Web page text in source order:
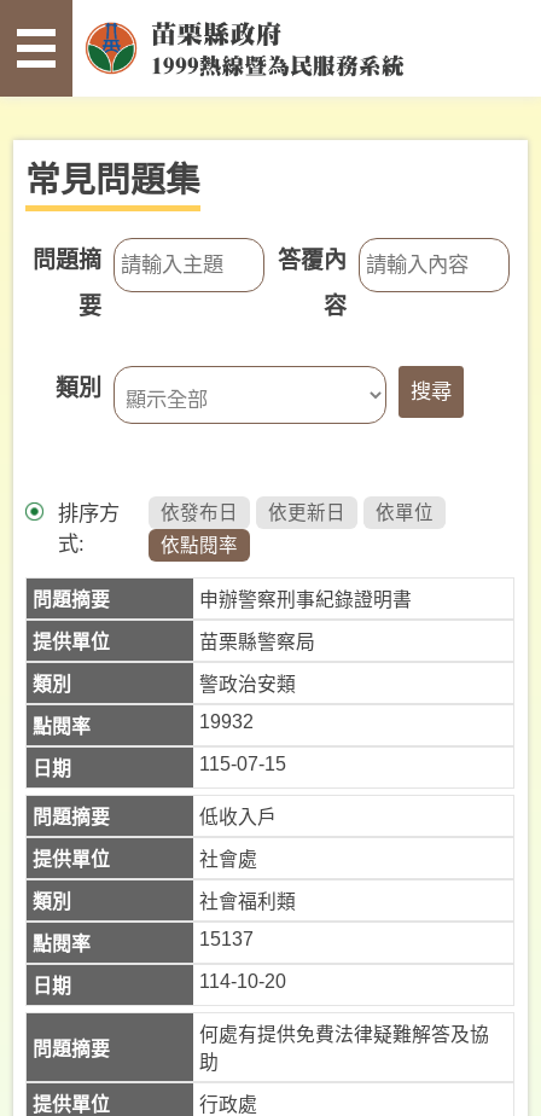
跳到主要內容區塊
問
寫
給
件
未
確
認
信
件
查
詢
密
碼
查
詢
縣
民
熱
線
1999
常見問題集
問題摘
要
答覆內
容
類別
排序方
式:
申辦警察刑事紀錄證明書
苗栗縣警察局
警政治安類
19932
115-07-15
低收入戶
社會處
社會福利類
15137
114-10-20
何處有提供免費法律疑難解答及協
助
行政處